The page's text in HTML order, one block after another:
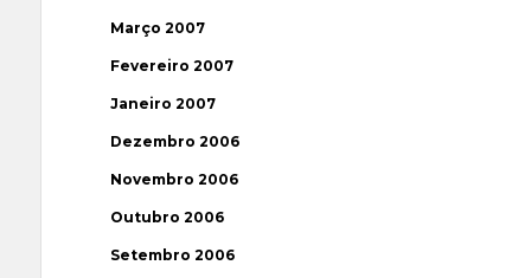
Março 2007
Fevereiro 2007
Janeiro 2007
Dezembro 2006
Novembro 2006
Outubro 2006
Setembro 2006